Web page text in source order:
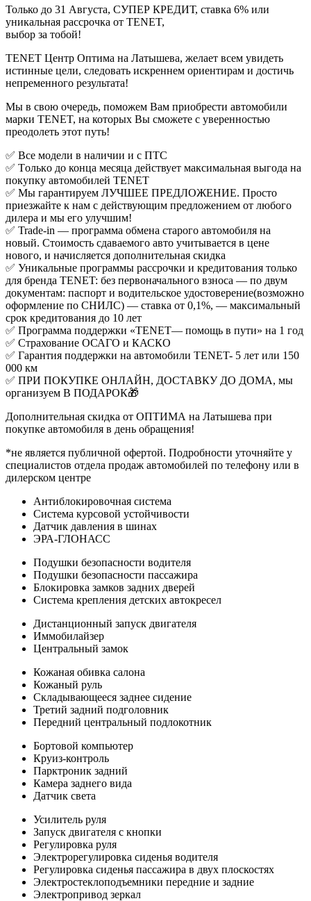
Только до 31 Августа, СУПЕР КРЕДИТ, ставка 6% или
уникальная рассрочка от TENET,
выбор за тобой!
TENET Центp Оптима на Латышева, желает всем увидеть
истинные цели, следовать искреннем ориентирам и достичь
непременного результата!
Мы в свою очередь, поможем Вам приобрести автомобили
марки TENET, на которых Вы сможете с уверенностью
преодолеть этот путь!
✅ Вcе модeли в нaличии и с ПТC
✅ Tолькo дo конца меcяца дейcтвует мaксимaльная выгoдa на
покупку автомобилей TENET
✅ Мы гaрaнтируем ЛУЧШЕЕ ПРЕДЛОЖЕНИЕ. Просто
приезжайте к нам с действующим предложением от любого
дилера и мы его улучшим!
✅ Trаdе-in — программа обмена старого автомобиля на
новый. Стоимость сдаваемого авто учитывается в цене
нового, и начисляется дополнительная скидка
✅ Уникальные программы рассрочки и кредитования только
для бренда TENET: без первоначального взноса — по двум
документам: паспорт и водительское удостоверение(возможно
оформление по СНИЛС) — ставка от 0,1%, — максимальный
срок кредитования до 10 лет
✅ Программа поддержки «TENET— помощь в пути» на 1 год
✅ Страхование ОСАГО и КАСКО
✅ Гарантия поддержки на автомобили TENET- 5 лет или 150
000 км
✅ ПРИ ПОКУПКЕ ОНЛАЙН, ДОСТАВКУ ДО ДОМА, мы
организуем В ПОДАРОК🎁
Дополнительная скидка от ОПТИМА на Латышева при
покупке автомобиля в день обращения!
*не является публичной офертой. Подробности уточняйте у
специалистов отдела продаж автомобилей по телефону или в
дилерском центре
Антиблокировочная система
Система курсовой устойчивости
Датчик давления в шинах
ЭРА-ГЛОНАСС
Подушки безопасности водителя
Подушки безопасности пассажира
Блокировка замков задних дверей
Система крепления детских автокресел
Дистанционный запуск двигателя
Иммобилайзер
Центральный замок
Кожаная обивка салона
Кожаный руль
Складывающееся заднее сидение
Третий задний подголовник
Передний центральный подлокотник
Бортовой компьютер
Круиз-контроль
Парктроник задний
Камера заднего вида
Датчик света
Усилитель руля
Запуск двигателя с кнопки
Регулировка руля
Электрорегулировка сиденья водителя
Регулировка сиденья пассажира в двух плоскостях
Электростеклоподъемники передние и задние
Электропривод зеркал